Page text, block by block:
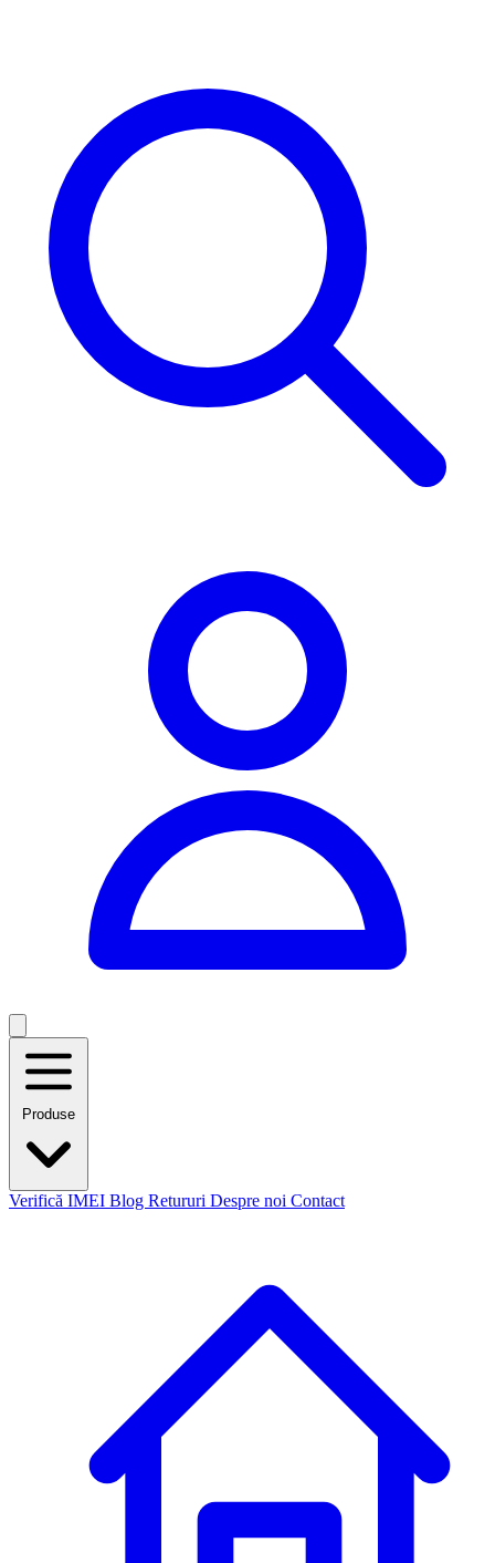
Produse
Verifică IMEI Blog Retururi Despre noi Contact